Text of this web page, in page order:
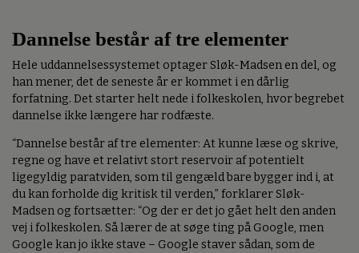
Dannelse består af tre elementer
Hele uddannelsessystemet optager Sløk-Madsen en del, og
han mener, det de seneste år er kommet i en dårlig
forfatning. Det starter helt nede i folkeskolen, hvor begrebet
dannelse ikke længere har rodfæste.
“Dannelse består af tre elementer: At kunne læse og skrive,
regne og have et relativt stort reservoir af potentielt
ligegyldig paratviden, som til gengæld bare bygger ind i, at
du kan forholde dig kritisk til verden,” forklarer Sløk-
Madsen og fortsætter: “Og der er det jo gået helt den anden
vej i folkeskolen. Så lærer de at søge ting på Google, men
Google kan jo ikke stave – Google staver sådan, som de